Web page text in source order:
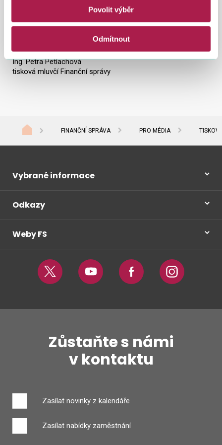
Povolit výběr
Odmítnout
nezávislá měření, se pohybuje okolo desetiny vteřiny.
tiskový mluvčí Ministerstva financí
Ing. Petra Petlachová
tisková mluvčí Finanční správy
FINANČNÍ SPRÁVA PRO MÉDIA
Vybrané informace
Odkazy
Weby FS
Twitter Youtube Facebook Instagram
Zůstaňte s námi
v kontaktu
Zasílat novinky z kalendáře
Zasílat nabídky zaměstnání